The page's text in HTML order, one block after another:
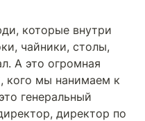
которые внутри
чайники, столы,
А это огромная
кого мы нанимаем к
генеральный
директор по